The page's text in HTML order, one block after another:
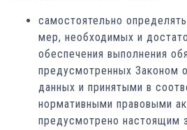
самостоятельно
мер, необходимых и
обеспечения выполнения
предусмотренных Законом
данных и принятыми в
нормативными правовыми
предусмотрено настоящим